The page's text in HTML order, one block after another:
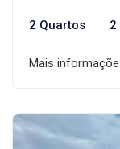
2 Quartos 2
Mais